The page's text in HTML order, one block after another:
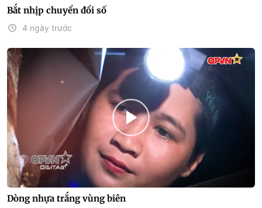
Bắt nhịp chuyển đổi số
4 ngày trước
Dòng nhựa trắng vùng biên